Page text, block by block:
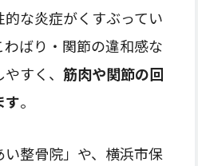
な炎症がくすぶってい
ばり・関節の違和感な
すく、 筋肉や関節の回
す。
整骨院」や、横浜市保